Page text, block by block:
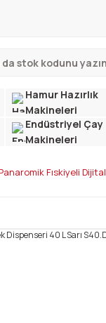
Hamur Hazırlık
Makineleri
Endüstriyel Çay
Makineleri
Fıskiyeli